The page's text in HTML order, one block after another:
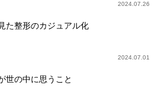
2024.07.26
た整形のカジュアル化
2024.07.01
世の中に思うこと